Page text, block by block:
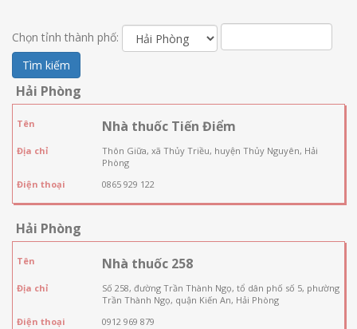
Chọn tỉnh thành phố:
Tìm kiếm
Hải Phòng
Tên Nhà thuốc Tiến Điểm
Địa chỉ
Thôn Giữa, xã Thủy Triều, huyện Thủy Nguyên, Hải
Phòng
Điện thoại
0865 929 122
Hải Phòng
Tên Nhà thuốc 258
Địa chỉ
Số 258, đường Trần Thành Ngọ, tổ dân phố số 5, phường
Trần Thành Ngọ, quận Kiến An, Hải Phòng
Điện thoại
0912 969 879